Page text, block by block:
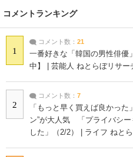
コメントランキング
1
コメント数： 21
一番好きな「韓国の男性俳優
中】 | 芸能人 ねとらぼリサー
2
コメント数： 7
「もっと早く買えば良かっ
ン”が大人気 「プライバシー
した」（2/2） | ライフ ねと